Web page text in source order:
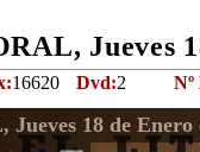
Jueves
16620 Dvd:2 Nº
18 de Enero